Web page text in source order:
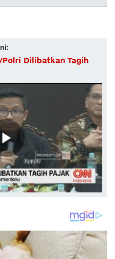
Polri Dilibatkan Tagih